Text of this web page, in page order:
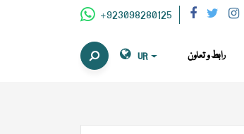
+923098280125
رابط و تعاون UR